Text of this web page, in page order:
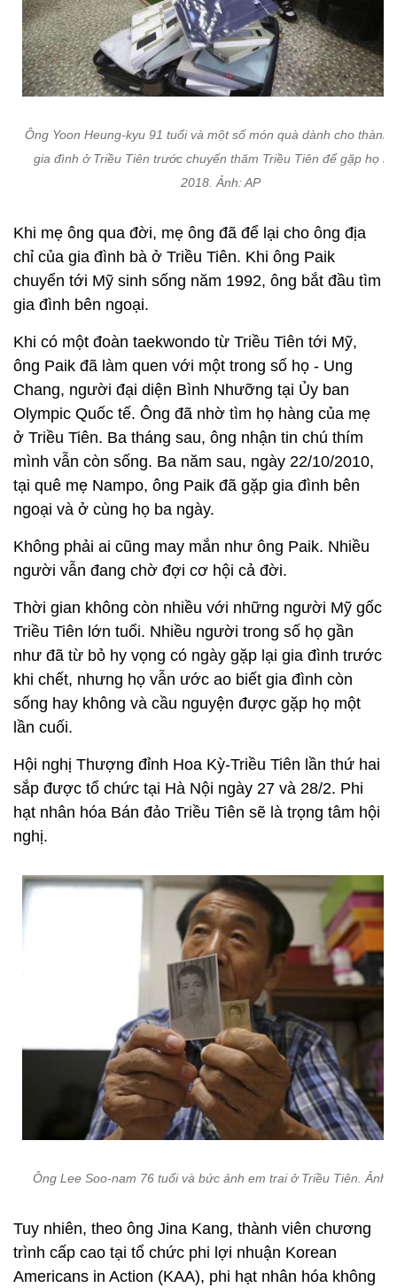
Ông Yoon Heung-kyu 91 tuổi và một số món quà dành cho thành
gia đình ở Triều Tiên trước chuyến thăm Triều Tiên để gặp họ
2018. Ảnh: AP
Khi mẹ ông qua đời, mẹ ông đã để lại cho ông địa
chỉ của gia đình bà ở Triều Tiên. Khi ông Paik
chuyển tới Mỹ sinh sống năm 1992, ông bắt đầu tìm
gia đình bên ngoại.
Khi có một đoàn taekwondo từ Triều Tiên tới Mỹ,
ông Paik đã làm quen với một trong số họ - Ung
Chang, người đại diện Bình Nhưỡng tại Ủy ban
Olympic Quốc tế. Ông đã nhờ tìm họ hàng của mẹ
ở Triều Tiên. Ba tháng sau, ông nhận tin chú thím
mình vẫn còn sống. Ba năm sau, ngày 22/10/2010,
tại quê mẹ Nampo, ông Paik đã gặp gia đình bên
ngoại và ở cùng họ ba ngày.
Không phải ai cũng may mắn như ông Paik. Nhiều
người vẫn đang chờ đợi cơ hội cả đời.
Thời gian không còn nhiều với những người Mỹ gốc
Triều Tiên lớn tuổi. Nhiều người trong số họ gần
như đã từ bỏ hy vọng có ngày gặp lại gia đình trước
khi chết, nhưng họ vẫn ước ao biết gia đình còn
sống hay không và cầu nguyện được gặp họ một
lần cuối.
Hội nghị Thượng đỉnh Hoa Kỳ-Triều Tiên lần thứ hai
sắp được tổ chức tại Hà Nội ngày 27 và 28/2. Phi
hạt nhân hóa Bán đảo Triều Tiên sẽ là trọng tâm hội
nghị.
Ông Lee Soo-nam 76 tuổi và bức ảnh em trai ở Triều Tiên. Ảnh:
Tuy nhiên, theo ông Jina Kang, thành viên chương
trình cấp cao tại tổ chức phi lợi nhuận Korean
Americans in Action (KAA), phi hạt nhân hóa không